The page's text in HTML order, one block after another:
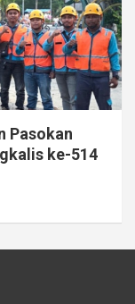
Pasokan
ke-514